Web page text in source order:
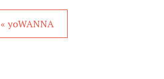
« yoWANNA